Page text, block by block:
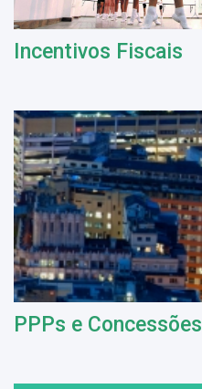
Incentivos Fiscais
PPPs e Concessões